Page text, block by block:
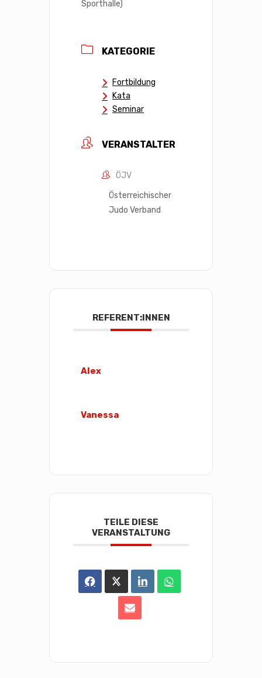
Sporthalle)
KATEGORIE
Fortbildung
Kata
Seminar
VERANSTALTER
ÖJV
Österreichischer
Judo Verband
REFERENT:INNEN
Alex
Vanessa
TEILE DIESE
VERANSTALTUNG